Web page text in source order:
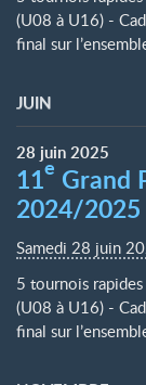
(U08 à U16) -
final sur
JUIN
28 juin2025
11e Grand
2024/2025
Samedi 28 juin
5 tournois
(U08 à U16) -
final sur